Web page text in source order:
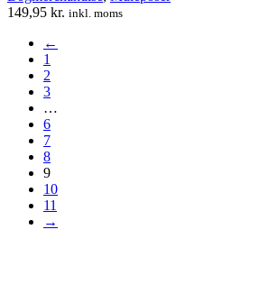
149,95 kr. inkl. moms
←
1
2
3
…
6
7
8
9
10
11
→